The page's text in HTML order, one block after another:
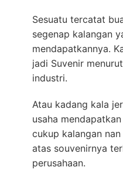
Sesuatu tercatat
segenap kalangan
mendapatkannya.
jadi Suvenir
industri.
Atau kadang kala
usaha
cukup kalangan
atas souvenirnya
perusahaan.